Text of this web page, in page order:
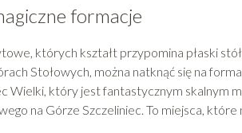
formacje
których kształt przypomina płaski
Stołowych, można natknąć się na
Wielki, który jest fantastycznym skalnym
na Górze Szczeliniec. To miejsca,